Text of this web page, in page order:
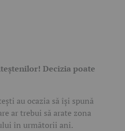
Decizia poate
au ocazia să își spună
ar trebui să arate zona
în următorii ani.